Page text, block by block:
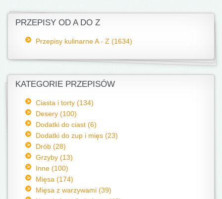
PRZEPISY OD A DO Z
Przepisy kulinarne A - Z (1634)
KATEGORIE PRZEPISÓW
Ciasta i torty (134)
Desery (100)
Dodatki do ciast (6)
Dodatki do zup i mięs (23)
Drób (28)
Grzyby (13)
Inne (100)
Mięsa (174)
Mięsa z warzywami (39)